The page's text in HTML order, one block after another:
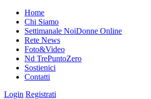
Home
Chi Siamo
Settimanale NoiDonne Online
Rete News
Foto&Video
Nd TrePuntoZero
Sostienici
Contatti
Login Registrati